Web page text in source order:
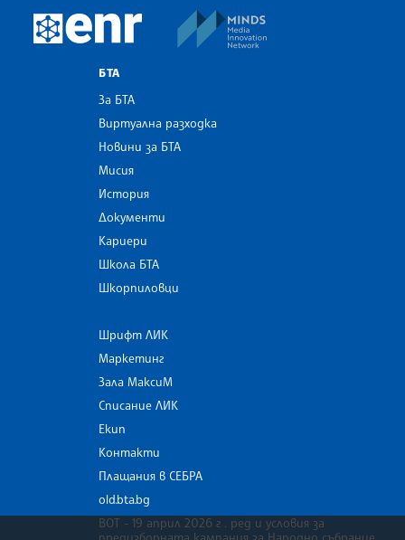
European Newsroom
БТА
За БТА
Виртуална разходка
Новини за БТА
Мисия
История
Документи
Кариери
Школа БТА
Шкорпиловци
Шрифт ЛИК
Маркетинг
Зала МаксиМ
Списание ЛИК
Екип
Контакти
Плащания в СЕБРА
old.bta.bg
ВОТ - 19 април 2026 г . ред и условия за